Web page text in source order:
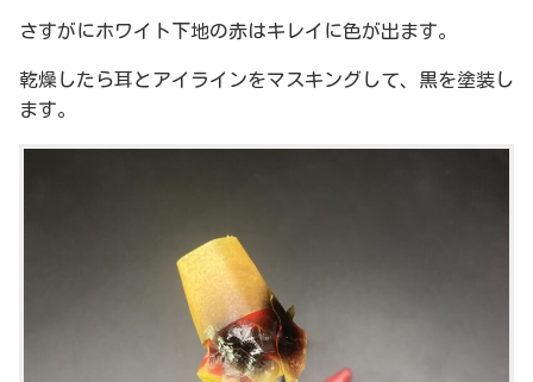
さすがにホワイト下地の赤はキレイに色が出ます。
乾燥したら耳とアイラインをマスキングして、黒を塗装し
ます。